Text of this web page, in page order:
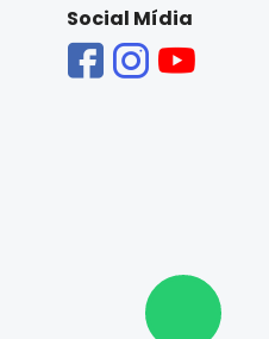
Social Mídia